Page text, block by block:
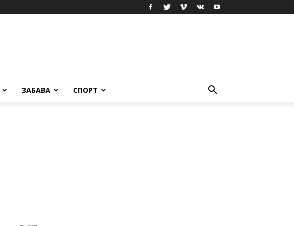
ЗАБАВА СПОРТ